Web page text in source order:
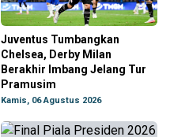
Juventus Tumbangkan
Chelsea, Derby Milan
Berakhir Imbang Jelang Tur
Pramusim
Kamis, 06 Agustus 2026